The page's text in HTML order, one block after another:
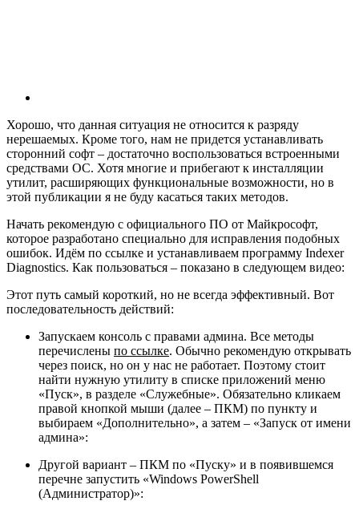
Хорошо, что данная ситуация не относится к разряду
нерешаемых. Кроме того, нам не придется устанавливать
сторонний софт – достаточно воспользоваться встроенными
средствами ОС. Хотя многие и прибегают к инсталляции
утилит, расширяющих функциональные возможности, но в
этой публикации я не буду касаться таких методов.
Начать рекомендую с официального ПО от Майкрософт,
которое разработано специально для исправления подобных
ошибок. Идём по ссылке и устанавливаем программу Indexer
Diagnostics. Как пользоваться – показано в следующем видео:
Этот путь самый короткий, но не всегда эффективный. Вот
последовательность действий:
Запускаем консоль с правами админа. Все методы
перечислены по ссылке. Обычно рекомендую открывать
через поиск, но он у нас не работает. Поэтому стоит
найти нужную утилиту в списке приложений меню
«Пуск», в разделе «Служебные». Обязательно кликаем
правой кнопкой мыши (далее – ПКМ) по пункту и
выбираем «Дополнительно», а затем – «Запуск от имени
админа»:
Другой вариант – ПКМ по «Пуску» и в появившемся
перечне запустить «Windows PowerShell
(Администратор)»: